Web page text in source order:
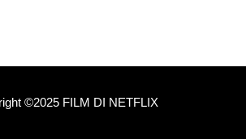
©2025 FILM DI NETFLIX